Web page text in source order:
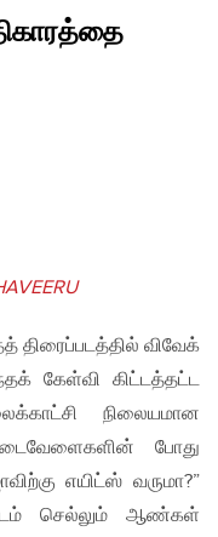
திரைப்படத்தில் விவேக்
கேள்வி கிட்டத்தட்ட
நிலையமான
போது
எயிட்ஸ் வருமா?”
செல்லும் ஆண்கள்